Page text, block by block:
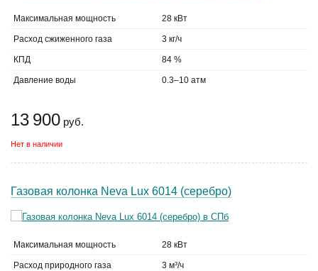
Максимальная мощность 28 кВт
Расход сжиженного газа 3 кг/ч
КПД 84 %
Давление воды 0.3–10 атм
13 900 руб.
Нет в наличии
Газовая колонка Neva Lux 6014 (серебро)
Максимальная мощность 28 кВт
Расход природного газа 3 м³/ч